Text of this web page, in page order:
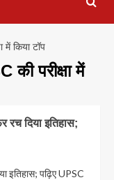
में किया टॉप
की परीक्षा में
रच दिया इतिहास;
इतिहास; पढ़िए UPSC